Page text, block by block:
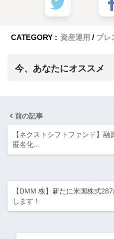
CATEGORY : 資産運用 プレ
今、あなたにオススメ
前の記事
【ネクストシフトファンド】
匿名化…
【DMM 株】新たに米国株式
します！